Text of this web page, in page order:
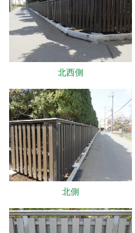
北西側
北側